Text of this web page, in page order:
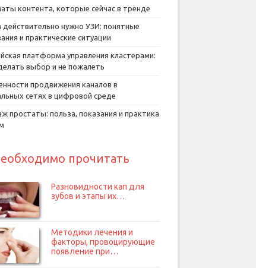
контента, которые сейчас в тренде
действительно нужно УЗИ: понятные
и практические ситуации
платформа управления кластерами:
выбор и не пожалеть
продвижения каналов в
сетях в цифровой среде
простаты: польза, показания и практика
прочитать
Разновидности кап для
зубов и этапы их…
Методики лечения и
факторы, провоцирующие
появление при…